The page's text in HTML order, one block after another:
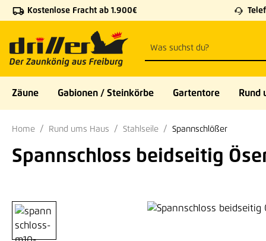
Hauptinhalt springen
Zur Suche springen
Zur Hauptnavigation springen
Kostenlose Fracht ab 1.900€
Zäune Gabionen / Steinkörbe Gartentore Rund
Home Rund ums Haus Stahlseile Spannschlößer
Spannschloss beidseitig
Bildergalerie überspringen